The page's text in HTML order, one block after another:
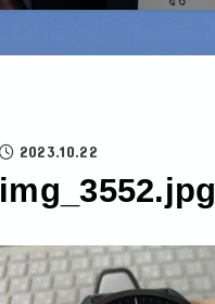
2023.10.22
img_3552.jpg